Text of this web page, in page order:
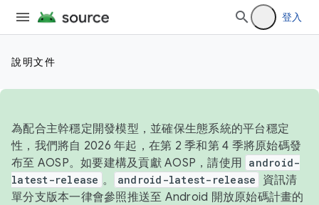
登入
說明文件
為配合主幹穩定開發模型，並確保生態系統的平台穩定
性，我們將自 2026 年起，在第 2 季和第 4 季將原始碼發
布至 AOSP。如要建構及貢獻 AOSP，請使用 android-
latest-release 。 android-latest-release
資訊清
單分支版本一律會參照推送至 Android 開放原始碼計畫的